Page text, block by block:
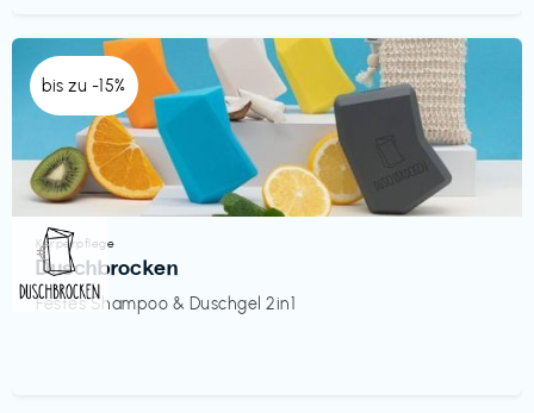
bis zu -15%
Körperpflege
Duschbrocken
Festes Shampoo & Duschgel 2in1
€‎